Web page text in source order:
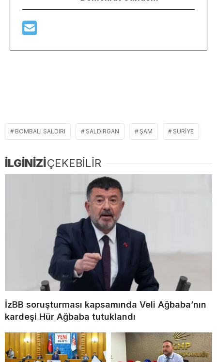
BOMBALI SALDIRI SALDIRGAN ŞAM SURIYE
İLGİNİZİÇEKEBİLİR
İzBB soruşturması kapsamında Veli Ağbaba’nın
kardeşi Hür Ağbaba tutuklandı